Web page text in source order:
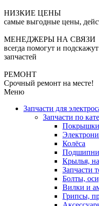
НИЗКИЕ ЦЕНЫ
самые выгодные цены,
МЕНЕДЖЕРЫ НА СВЯЗИ
всегда помогут и
запчастей
РЕМОНТ
Срочный ремонт на месте!
Меню
Запчасти для
Запчасти по
Колёса
Крылья,
Запчасти
Болты,
Вилки и
Грипсы,